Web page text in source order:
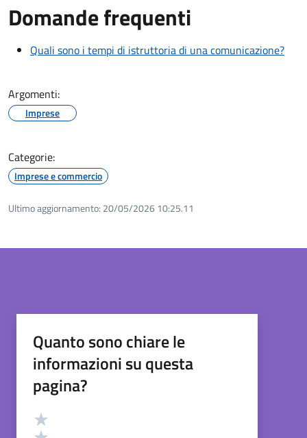
Domande frequenti
Quali sono i tempi di istruttoria di una comunicazione?
Argomenti:
Imprese
Categorie:
Imprese e commercio
Ultimo aggiornamento: 20/05/2026 10:25.11
Quanto sono chiare le
informazioni su questa
pagina?
Valutazione